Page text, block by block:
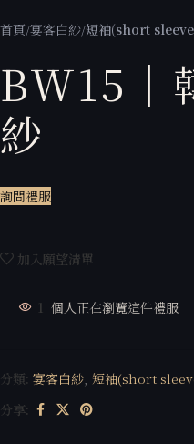
首頁 宴客白紗 短袖(short
BW15｜
紗
詢問禮服
加入願望清單
1 個人正在瀏覽這件禮服
分類: 宴客白紗, 短袖(short
分享: